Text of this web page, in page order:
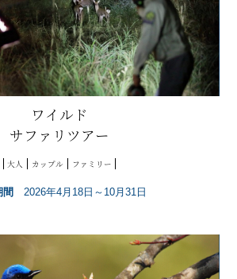
ワイルド
サファリツアー
大人 カップル ファミリー
間 2026年4月18日～10月31日